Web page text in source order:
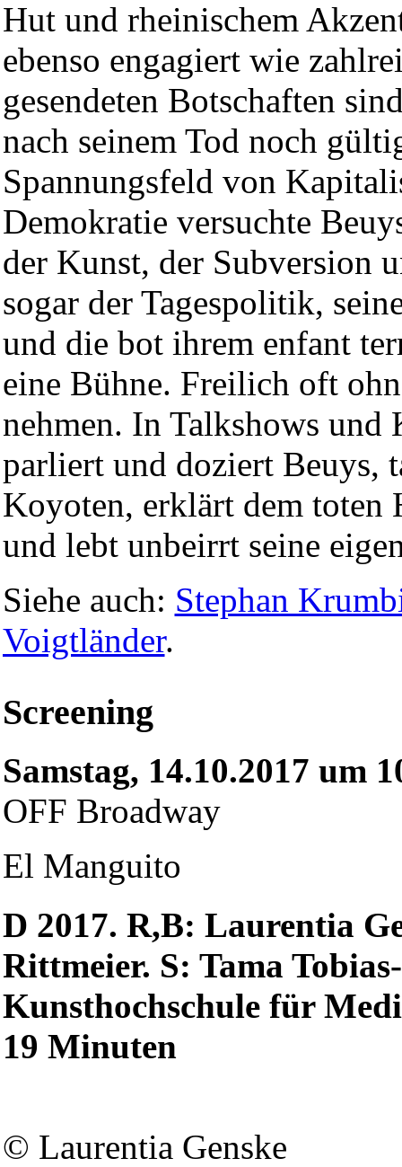
Hut und rheinischem
ebenso engagiert wie
gesendeten Botschaften
nach seinem Tod noch
Spannungsfeld von
Demokratie versuchte
der Kunst, der Subversion
sogar der Tagespolitik,
und die bot ihrem enfant
eine Bühne. Freilich oft
nehmen. In Talkshows und
parliert und doziert Beuys,
Koyoten, erklärt dem toten
und lebt unbeirrt seine
Siehe auch: Stephan
Voigtländer.
Screening
Samstag, 14.10.2017 um
OFF Broadway
El Manguito
D 2017. R,B: Laurentia
Rittmeier. S: Tama
Kunsthochschule für
19 Minuten
© Laurentia Genske